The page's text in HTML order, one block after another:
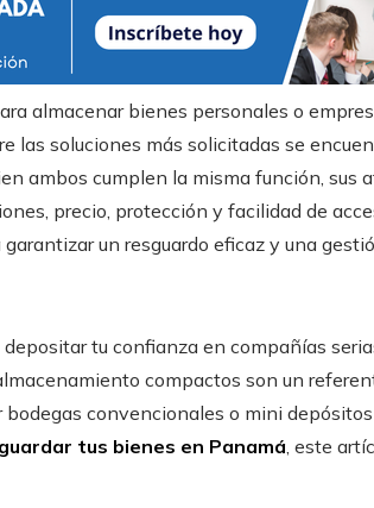
almacenar bienes personales o
las soluciones más solicitadas se
ambos cumplen la misma función, sus
precio, protección y facilidad de
un resguardo eficaz y una
tu confianza en compañías
compactos son un
convencionales o mini
tus bienes en Panamá, este